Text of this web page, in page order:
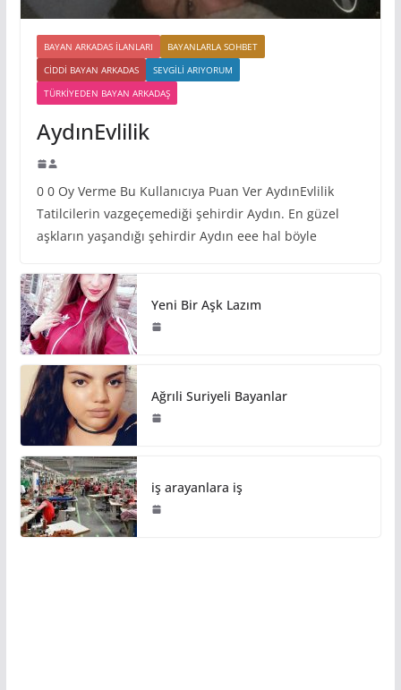
BAYAN ARKADAS ILANLARI
BAYANLARLA SOHBET
CIDDI BAYAN ARKADAS
SEVGILI ARIYORUM
TÜRKIYEDEN BAYAN ARKADAŞ
AydınEvlilik
0 0 Oy Verme Bu Kullanıcıya Puan Ver AydınEvlilik
Tatilcilerin vazgeçemediği şehirdir Aydın. En güzel
aşkların yaşandığı şehirdir Aydın eee hal böyle
Yeni Bir Aşk Lazım
Ağrıli Suriyeli Bayanlar
iş arayanlara iş